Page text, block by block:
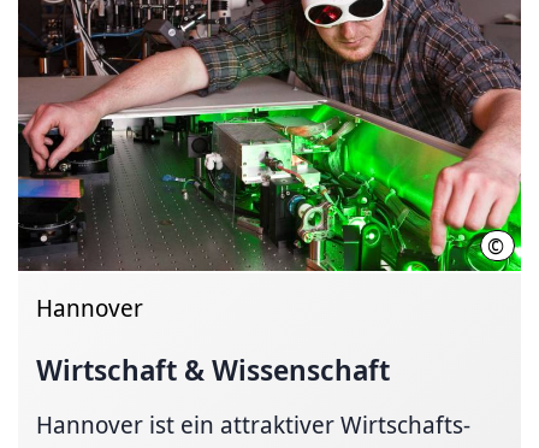
©
Hannover
Wirtschaft & Wissenschaft
Hannover ist ein attraktiver Wirtschafts-